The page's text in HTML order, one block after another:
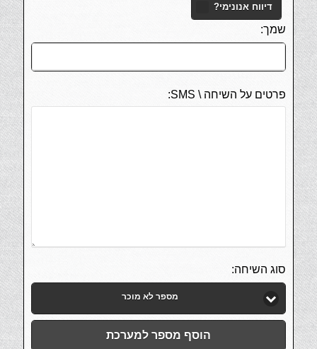
דיווח אנונימי?
שמך:
פרטים על השיחה \ SMS:
סוג השיחה:
מספר לא מוכר
הוסף מספר למערכת